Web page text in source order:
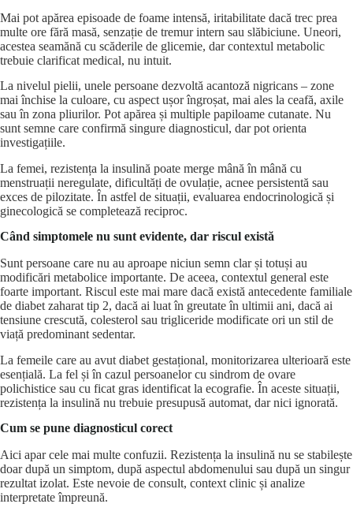
Mai pot apărea episoade de foame intensă, iritabilitate dacă trec prea
multe ore fără masă, senzație de tremur intern sau slăbiciune. Uneori,
acestea seamănă cu scăderile de glicemie, dar contextul metabolic
trebuie clarificat medical, nu intuit.
La nivelul pielii, unele persoane dezvoltă acantoză nigricans – zone
mai închise la culoare, cu aspect ușor îngroșat, mai ales la ceafă, axile
sau în zona pliurilor. Pot apărea și multiple papiloame cutanate. Nu
sunt semne care confirmă singure diagnosticul, dar pot orienta
investigațiile.
La femei, rezistența la insulină poate merge mână în mână cu
menstruații neregulate, dificultăți de ovulație, acnee persistentă sau
exces de pilozitate. În astfel de situații, evaluarea endocrinologică și
ginecologică se completează reciproc.
Când simptomele nu sunt evidente, dar riscul există
Sunt persoane care nu au aproape niciun semn clar și totuși au
modificări metabolice importante. De aceea, contextul general este
foarte important. Riscul este mai mare dacă există antecedente familiale
de diabet zaharat tip 2, dacă ai luat în greutate în ultimii ani, dacă ai
tensiune crescută, colesterol sau trigliceride modificate ori un stil de
viață predominant sedentar.
La femeile care au avut diabet gestațional, monitorizarea ulterioară este
esențială. La fel și în cazul persoanelor cu sindrom de ovare
polichistice sau cu ficat gras identificat la ecografie. În aceste situații,
rezistența la insulină nu trebuie presupusă automat, dar nici ignorată.
Cum se pune diagnosticul corect
Aici apar cele mai multe confuzii. Rezistența la insulină nu se stabilește
doar după un simptom, după aspectul abdomenului sau după un singur
rezultat izolat. Este nevoie de consult, context clinic și analize
interpretate împreună.